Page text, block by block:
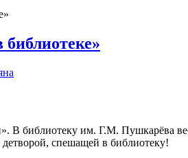
В библиотеку им. Г.М. Пушкарёва
спешащей в библиотеку!